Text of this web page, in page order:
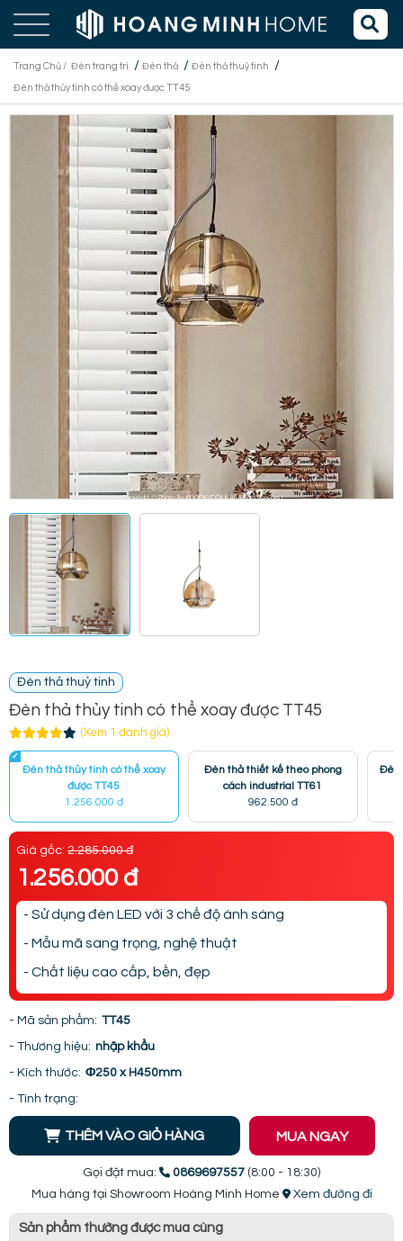
Trang Chủ / Đèn trang trí / Đèn thả / Đèn thả thuỷ tinh /
Đèn thả thủy tinh có thể xoay được TT45
Đèn thả thuỷ tinh
Đèn thả thủy tinh có thể xoay được TT45
(Xem 1 đánh giá)
Đèn thả thủy tinh có thể xoay
được TT45
1.256.000 đ
Đèn thả thiết kế theo phong
cách industrial TT61
962.500 đ
Đèn
Giá gốc: 2.285.000 đ
1.256.000 đ
- Sử dụng đèn LED với 3 chế độ ánh sáng
- Mẫu mã sang trọng, nghệ thuật
- Chất liệu cao cấp, bền, đẹp
- Mã sản phẩm: TT45
- Thương hiệu: nhập khẩu
- Kích thước: Φ250 x H450mm
- Tình trạng:
THÊM VÀO GIỎ HÀNG MUA NGAY
Gọi đặt mua: 0869697557 (8:00 - 18:30)
Mua hàng tại Showroom Hoàng Minh Home
Xem đường đi
Sản phẩm thường được mua cùng